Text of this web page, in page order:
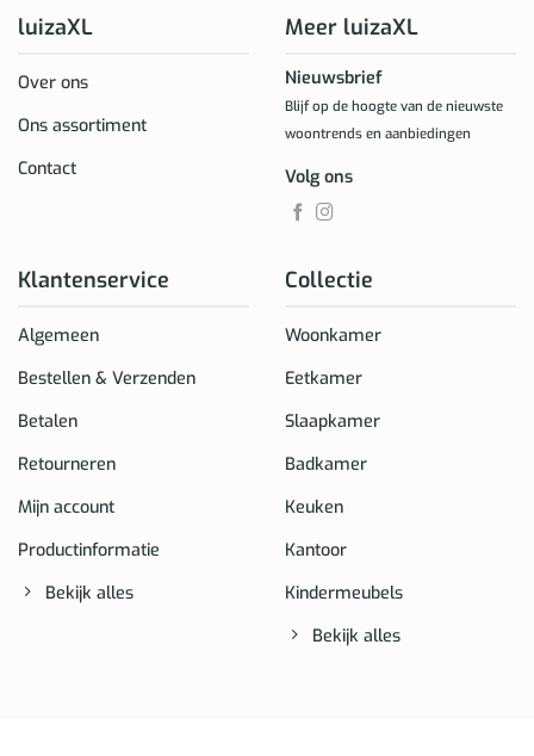
luizaXL
Over ons
Ons assortiment
Contact
Klantenservice
Algemeen
Bestellen & Verzenden
Betalen
Retourneren
Mijn account
Productinformatie
Bekijk alles
Collectie
Woonkamer
Eetkamer
Slaapkamer
Badkamer
Keuken
Kantoor
Kindermeubels
Bekijk alles
Meer luizaXL
Nieuwsbrief
Blijf op de hoogte van de nieuwste
woontrends en aanbiedingen
Volg ons